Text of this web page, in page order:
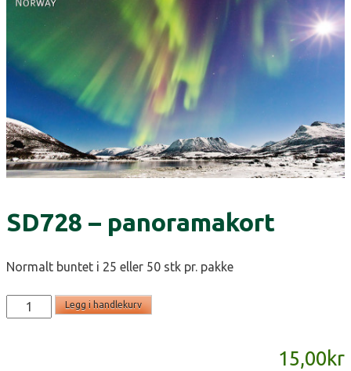
SD728 – panoramakort
Normalt buntet i 25 eller 50 stk pr. pakke
SD728
-
Legg i handlekurv
15,00kr